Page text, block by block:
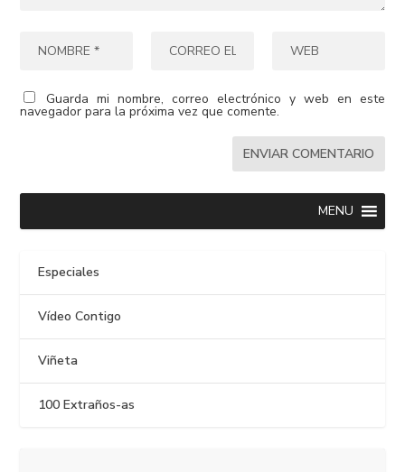
Guarda mi nombre, correo electrónico y web en este
navegador para la próxima vez que comente.
MENU
Especiales
Vídeo Contigo
Viñeta
100 Extraños-as